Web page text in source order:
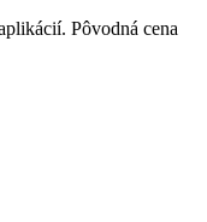
Pôvodná cena